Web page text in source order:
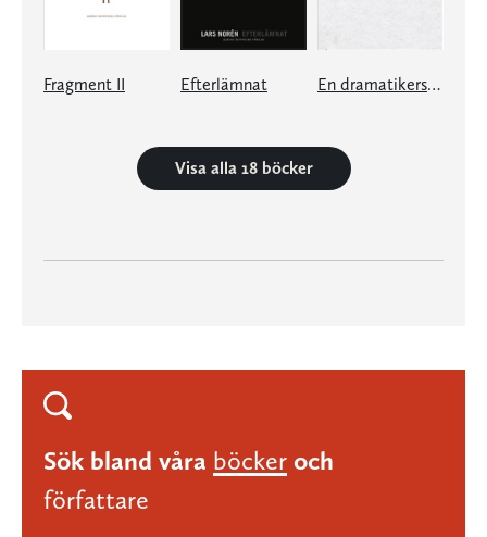
Fragment II Efterlämnat En dramatikers dagbok 20132015
Visa alla 18 böcker
Sök bland våra böcker och
författare